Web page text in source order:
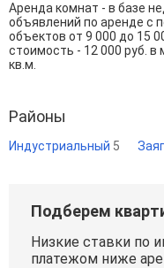
Аренда комнат - в базе
объявлений по аренде с
объектов от 9 000 до 15
стоимость - 12 000 руб.
кв.м.
Районы
Индустриальный 5
Подберем
Низкие ставки по
платежом ниже